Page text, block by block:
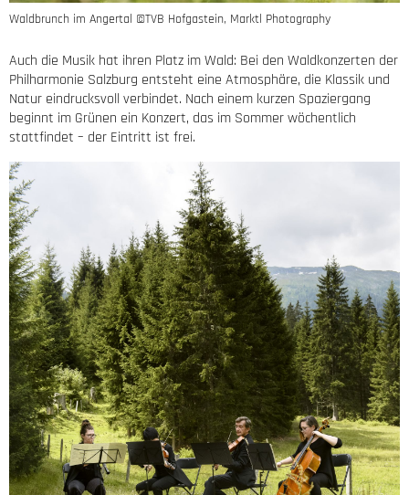
Waldbrunch im Angertal ©TVB Hofgastein, Marktl Photography
Auch die Musik hat ihren Platz im Wald: Bei den Waldkonzerten der
Philharmonie Salzburg entsteht eine Atmosphäre, die Klassik und
Natur eindrucksvoll verbindet. Nach einem kurzen Spaziergang
beginnt im Grünen ein Konzert, das im Sommer wöchentlich
stattfindet – der Eintritt ist frei.